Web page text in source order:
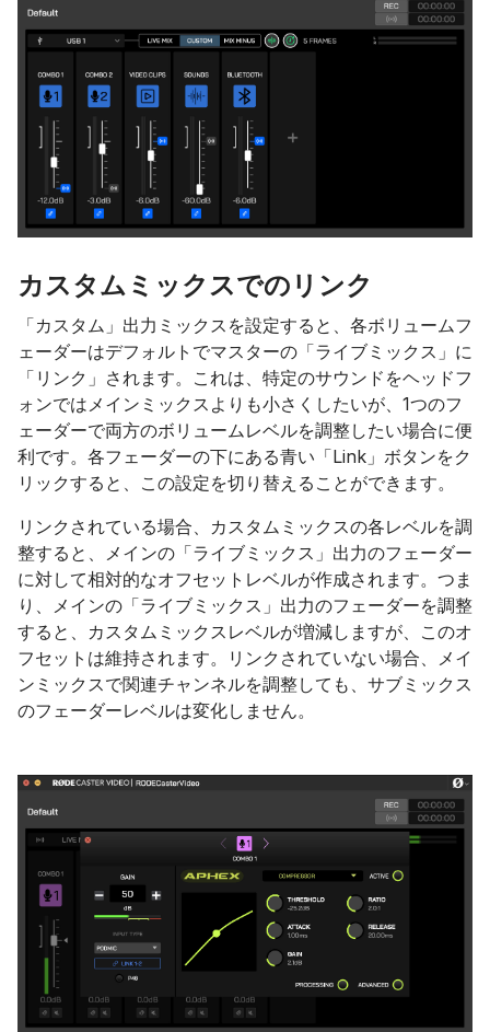
カスタムミックスでのリンク
「カスタム」出力ミックスを設定すると、各ボリュームフ
ェーダーはデフォルトでマスターの「ライブミックス」に
「リンク」されます。これは、特定のサウンドをヘッドフ
ォンではメインミックスよりも小さくしたいが、1つのフ
ェーダーで両方のボリュームレベルを調整したい場合に便
利です。各フェーダーの下にある青い「Link」ボタンをク
リックすると、この設定を切り替えることができます。
リンクされている場合、カスタムミックスの各レベルを調
整すると、メインの「ライブミックス」出力のフェーダー
に対して相対的なオフセットレベルが作成されます。つま
り、メインの「ライブミックス」出力のフェーダーを調整
すると、カスタムミックスレベルが増減しますが、このオ
フセットは維持されます。リンクされていない場合、メイ
ンミックスで関連チャンネルを調整しても、サブミックス
のフェーダーレベルは変化しません。